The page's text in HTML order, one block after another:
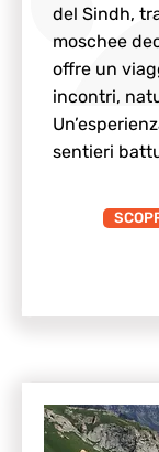
del Sindh,
moschee
offre un
incontri,
sentieri